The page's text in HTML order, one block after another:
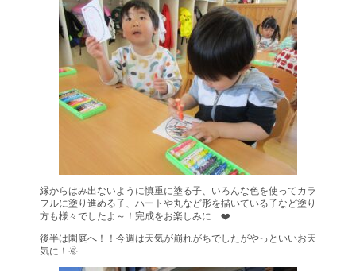
縁からはみ出ないように慎重に塗る子、いろんな色を使ってカラ
フルに塗り進める子、ハートや丸など形を描いている子など塗り
方も様々でしたよ～！完成をお楽しみに…❤️
後半は園庭へ！！今週は天気が崩れがちでしたがやっといいお天
気に！🌞